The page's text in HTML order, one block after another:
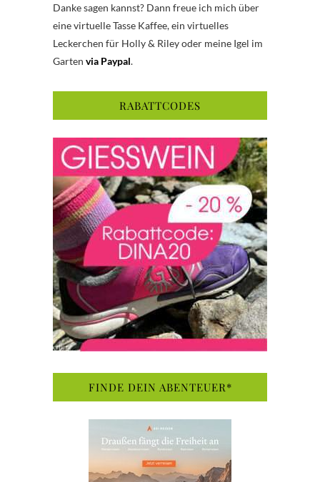
Danke sagen kannst? Dann freue ich mich über
eine virtuelle Tasse Kaffee, ein virtuelles
Leckerchen für Holly & Riley oder meine Igel im
Garten via Paypal.
RABATTCODES
FINDE DEIN ABENTEUER*